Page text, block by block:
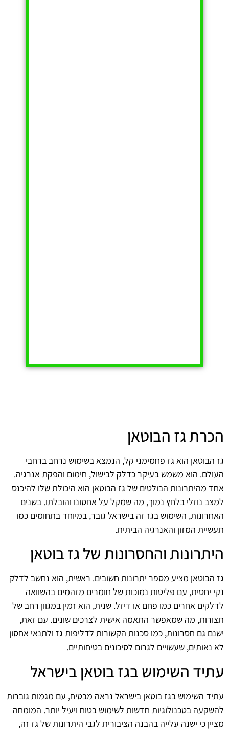
הכרת גז הבוטאן
גז הבוטאן הוא גז פחמימני קל, הנמצא בשימוש נרחב ברחבי
העולם. הוא משמש בעיקר כדלק לבישול, חימום והפקת אנרגיה.
אחד מהיתרונות הבולטים של גז הבוטאן הוא היכולת שלו להיכנס
למצב נוזלי בלחץ נמוך, מה שמקל על אחסונו והובלתו. בשנים
האחרונות, השימוש בגז זה בישראל גובר, במיוחד בתחומים כמו
תעשיית המזון והאנרגיה הביתית.
היתרונות והחסרונות של גז בוטאן
גז הבוטאן מציע מספר יתרונות חשובים. ראשית, הוא נחשב לדלק
נקי יחסית, עם פליטות נמוכות של חומרים מזהמים בהשוואה
לדלקים אחרים כמו פחם או דיזל. שנית, הוא זמין במגוון רחב של
תצורות, מה שמאפשר התאמה אישית לצרכים שונים. עם זאת,
ישנם גם חסרונות, כמו סכנות הקשורות לדליפות גז ולתנאי אחסון
לא נאותים, שעשויים לגרום לסיכונים בטיחותיים.
עתיד השימוש בגז בוטאן בישראל
עתיד השימוש בגז בוטאן בישראל נראה מבטיח, עם מגמות גוברות
להשקעה בטכנולוגיות חדשות לשימוש בטוח ויעיל יותר. המומחה
מציין כי ישנה עלייה בהבנה הציבורית לגבי היתרונות של גז זה,